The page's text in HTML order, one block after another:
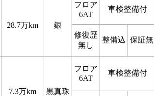
28.7万km 銀
フロア
6AT
車検整備付
修復歴
無し
整備込 保証無
7.3万km 黒真珠
フロア
6AT
車検整備付